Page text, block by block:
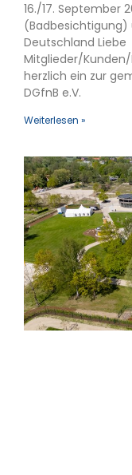
16./17. September
(Badbesichtigung)
Deutschland Liebe
Mitglieder/
herzlich ein zur
DGfnB e.V.
Weiterlesen »